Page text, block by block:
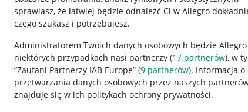
sprawiasz, że łatwiej będzie odnaleźć Ci w Allegro
czego szukasz i potrzebujesz.
Administratorem Twoich danych osobowych będzie
niektórych przypadkach nasi partnerzy (17 partnerów), w
“Zaufani Partnerzy IAB Europe” (9 partnerów). Informacja o
przetwarzania danych osobowych przez naszych
znajduje się w ich politykach ochrony prywatności.
Przydatne informacje
Jak to działa
Napisz do nas
Allegro Gadane dla sprzedających
Regulamin
Polityka
Ustawienia